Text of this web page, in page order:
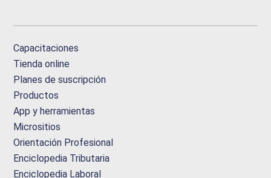
Capacitaciones
Tienda online
Planes de suscripción
Productos
App y herramientas
Micrositios
Orientación Profesional
Enciclopedia Tributaria
Enciclopedia Laboral